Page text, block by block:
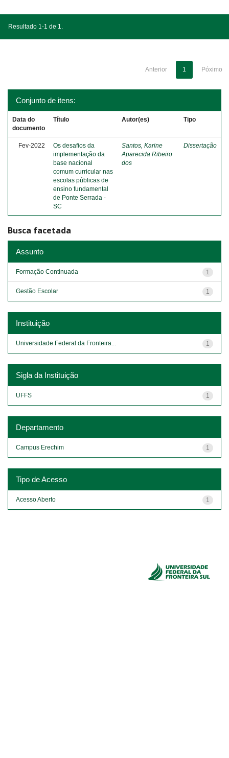
Resultado 1-1 de 1.
Anterior 1 Póximo
Conjunto de itens:
Data do
documento
Título Autor(es) Tipo
Fev-2022
Os desafios da
implementação da
base nacional
comum curricular nas
escolas públicas de
ensino fundamental
de Ponte Serrada -
SC
Santos, Karine
Aparecida Ribeiro
dos
Dissertação
Busca facetada
Assunto
1
Formação Continuada
1
Gestão Escolar
Instituição
1
Universidade Federal da Fronteira...
Sigla da Instituição
1
UFFS
Departamento
1
Campus Erechim
Tipo de Acesso
1
Acesso Aberto